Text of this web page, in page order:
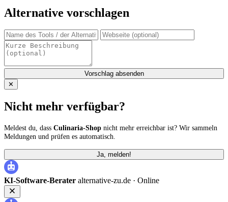
Alternative vorschlagen
Vorschlag absenden
✕
Nicht mehr verfügbar?
Meldest du, dass Culinaria-Shop nicht mehr erreichbar ist? Wir sammeln
Meldungen und prüfen es automatisch.
Ja, melden!
KI-Software-Berater alternative-zu.de · Online